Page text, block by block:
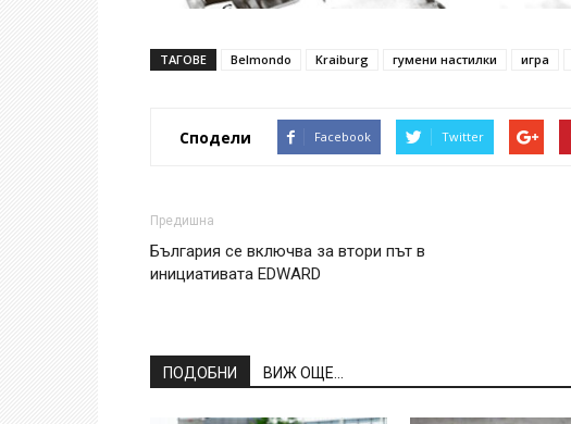
ТАГОВЕ Belmondo Kraiburg гумени настилки игра
Сподели Facebook Twitter
Предишна
България се включва за втори път в
инициативата EDWARD
ПОДОБНИ ВИЖ ОЩЕ...